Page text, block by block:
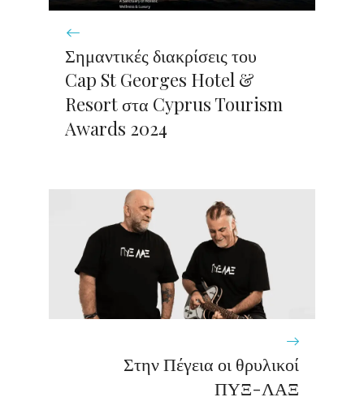
Σημαντικές διακρίσεις του
Cap St Georges Hotel &
Resort στα Cyprus Tourism
Awards 2024
Στην Πέγεια οι θρυλικοί
ΠΥΞ-ΛΑΞ